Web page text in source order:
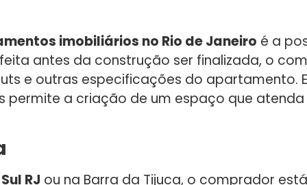
imobiliários no Rio de Janeiro é a
antes da construção ser finalizada, o
e outras especificações do apartamento.
a criação de um espaço que
RJ ou na Barra da Tijuca, o comprador